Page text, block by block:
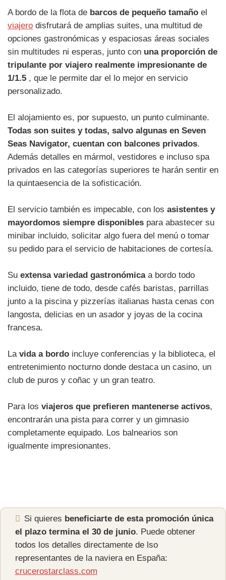
A bordo de la flota de barcos de pequeño tamaño el
viajero disfrutará de amplias suites, una multitud de
opciones gastronómicas y espaciosas áreas sociales
sin multitudes ni esperas, junto con una proporción de
tripulante por viajero realmente impresionante de
1/1.5 , que le permite dar el lo mejor en servicio
personalizado.
El alojamiento es, por supuesto, un punto culminante.
Todas son suites y todas, salvo algunas en Seven
Seas Navigator, cuentan con balcones privados.
Además detalles en mármol, vestidores e incluso spa
privados en las categorías superiores te harán sentir en
la quintaesencia de la sofisticación.
El servicio también es impecable, con los asistentes y
mayordomos siempre disponibles para abastecer su
minibar incluido, solicitar algo fuera del menú o tomar
su pedido para el servicio de habitaciones de cortesía.
Su extensa variedad gastronómicaa bordo todo
incluido, tiene de todo, desde cafés baristas, parrillas
junto a la piscina y pizzerías italianas hasta cenas con
langosta, delicias en un asador y joyas de la cocina
francesa.
La vida a bordo incluye conferencias y la biblioteca, el
entretenimiento nocturno donde destaca un casino, un
club de puros y coñac y un gran teatro.
Para los viajeros que prefieren mantenerse activos,
encontrarán una pista para correr y un gimnasio
completamente equipado. Los balnearios son
igualmente impresionantes.
Si quieres beneficiarte de esta promoción única
el plazo termina el 30 de junio. Puede obtener
todos los detalles directamente de lso
representantes de la naviera en España:
crucerostarclass.com